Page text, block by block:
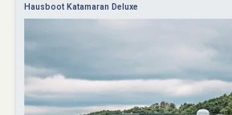
Hausboot Katamaran Deluxe